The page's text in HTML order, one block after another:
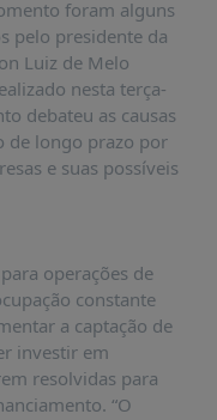
foram alguns
pelo presidente da
Luiz de Melo
nesta terça-
debateu as causas
de longo prazo por
e suas possíveis
operações de
constante
a captação de
investir em
resolvidas para
“O